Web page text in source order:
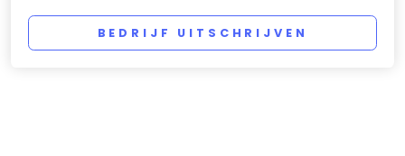
BEDRIJF UITSCHRIJVEN